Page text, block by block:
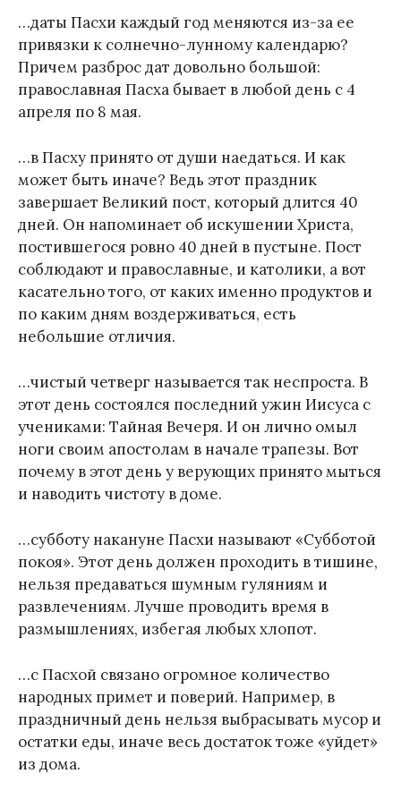
…даты Пасхи каждый год меняются из-за ее
привязки к солнечно-лунному календарю?
Причем разброс дат довольно большой:
православная Пасха бывает в любой день с 4
апреля по 8 мая.
…в Пасху принято от души наедаться. И как
может быть иначе? Ведь этот праздник
завершает Великий пост, который длится 40
дней. Он напоминает об искушении Христа,
постившегося ровно 40 дней в пустыне. Пост
соблюдают и православные, и католики, а вот
касательно того, от каких именно продуктов и
по каким дням воздерживаться, есть
небольшие отличия.
…чистый четверг называется так неспроста. В
этот день состоялся последний ужин Иисуса с
учениками: Тайная Вечеря. И он лично омыл
ноги своим апостолам в начале трапезы. Вот
почему в этот день у верующих принято мыться
и наводить чистоту в доме.
…субботу накануне Пасхи называют «Субботой
покоя». Этот день должен проходить в тишине,
нельзя предаваться шумным гуляниям и
развлечениям. Лучше проводить время в
размышлениях, избегая любых хлопот.
…с Пасхой связано огромное количество
народных примет и поверий. Например, в
праздничный день нельзя выбрасывать мусор и
остатки еды, иначе весь достаток тоже «уйдет»
из дома.